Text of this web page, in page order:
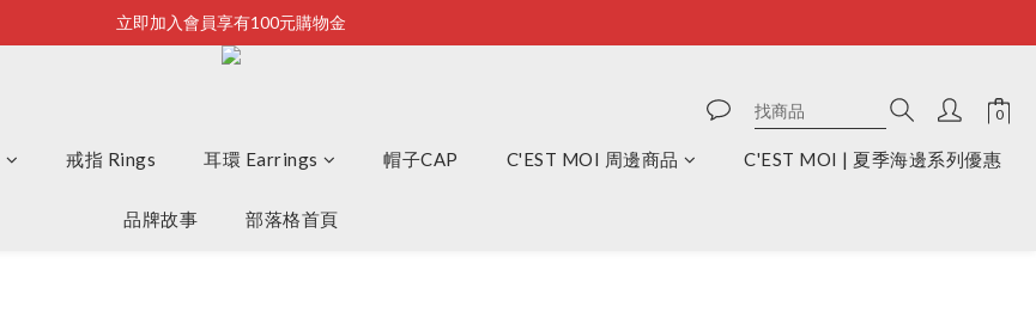
Bonjour~
立即加入會員享有100元購物金
全店滿2500即享免運
戒指 Rings 耳環 Earrings 帽子CAP C'EST MOI 周邊商品 C'EST MOI | 夏季海邊系列優惠
品牌故事 部落格首頁